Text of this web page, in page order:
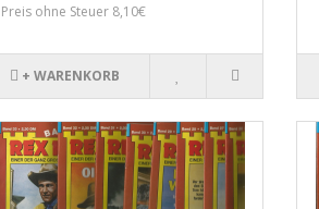
Preis ohne Steuer 8,10€
+ WARENKORB